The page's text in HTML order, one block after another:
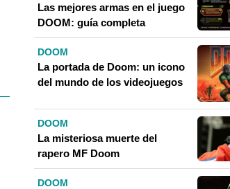
Las mejores armas en el juego
DOOM: guía completa
DOOM
La portada de Doom: un icono
del mundo de los videojuegos
DOOM
La misteriosa muerte del
rapero MF Doom
DOOM